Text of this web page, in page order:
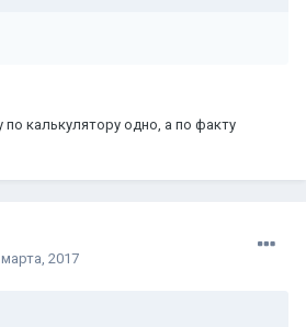
калькулятору одно, а по факту
2017